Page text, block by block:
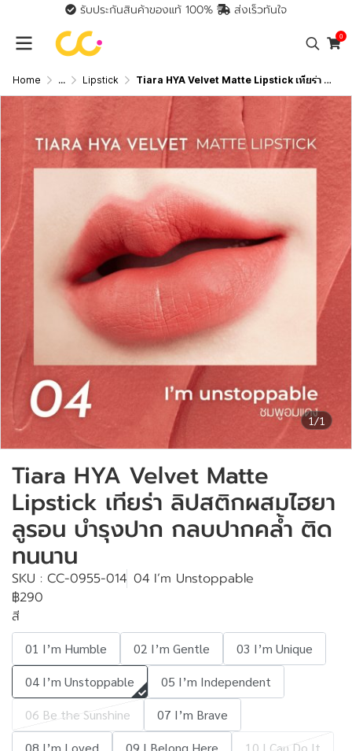
รับประกันสินค้าของแท้ 100% ส่งเร็วทันใจ
0
Home ... Lipstick Tiara HYA Velvet Matte Lipstick เทียร่า ลิปสติกผสมไฮยาลูรอน บำรุงปาก กลบปากคล้ำ ติดทนนาน
1/1
Tiara HYA Velvet Matte
Lipstick เทียร่า ลิปสติกผสมไฮยา
ลูรอน บำรุงปาก กลบปากคล้ำ ติด
ทนนาน
SKU : CC-0955-014 04 I’m Unstoppable
฿290
สี
01 I’m Humble 02 I’m Gentle
03 I’m Unique
04 I’m Unstoppable
05 I’m Independent
06 Be the Sunshine
07 I’m Brave
08 I’m Loved
09 I Belong Here
10 I Can Do It